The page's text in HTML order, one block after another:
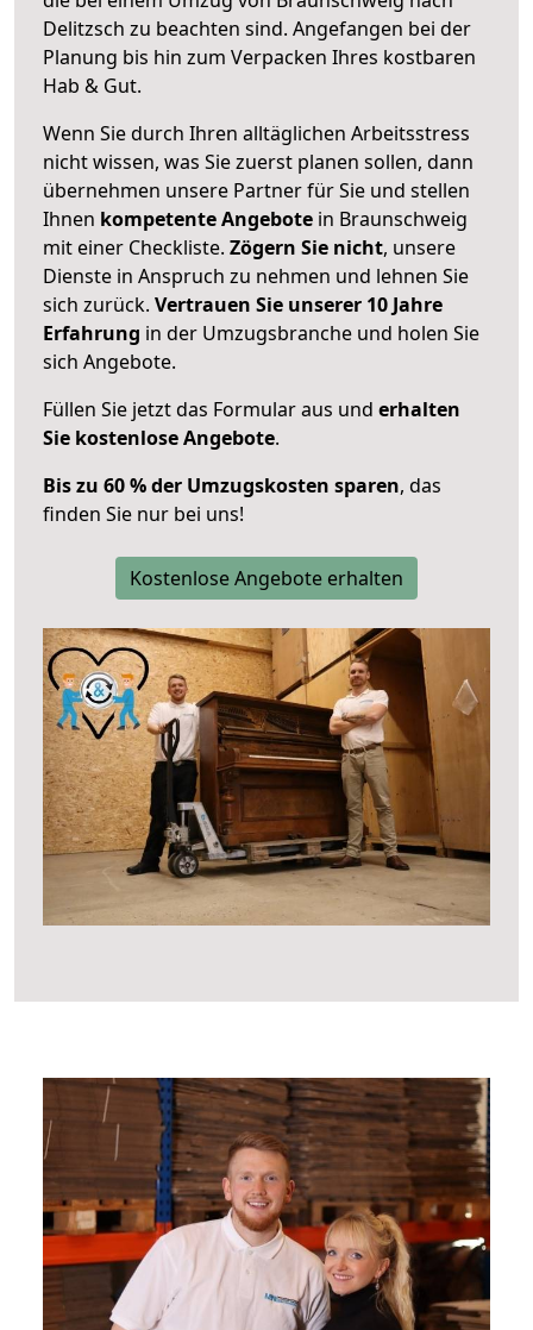
Delitzsch zu beachten sind. Angefangen bei der
Planung bis hin zum Verpacken Ihres kostbaren
Hab & Gut.
Wenn Sie durch Ihren alltäglichen Arbeitsstress
nicht wissen, was Sie zuerst planen sollen, dann
übernehmen unsere Partner für Sie und stellen
Ihnen kompetente Angebote in Braunschweig
mit einer Checkliste. Zögern Sie nicht, unsere
Dienste in Anspruch zu nehmen und lehnen Sie
sich zurück. Vertrauen Sie unserer 10 Jahre
Erfahrung in der Umzugsbranche und holen Sie
sich Angebote.
Füllen Sie jetzt das Formular aus und erhalten
Sie kostenlose Angebote.
Bis zu 60 % der Umzugskosten sparen, das
finden Sie nur bei uns!
Kostenlose Angebote erhalten